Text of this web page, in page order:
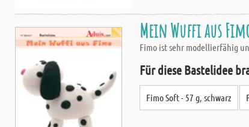
Mein Wuffi aus
Fimo ist sehr modellierfähig
Für diese Bastelidee
Fimo Soft - 57 g, schwarz